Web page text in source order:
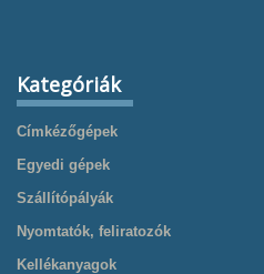
Kategóriák
Címkézőgépek
Egyedi gépek
Szállítópályák
Nyomtatók, feliratozók
Kellékanyagok